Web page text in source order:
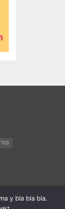
y bla bla bla.